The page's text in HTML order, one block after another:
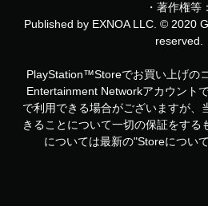
・著作権等：
Published by EXNOA LLC. © 2020
reserved.
PlayStation™Storeでお買い上げの
Entertainment Networkアカウント
で利用できる場合がございますが、
きることについて一切の保証をする
については最新の"Storeについ